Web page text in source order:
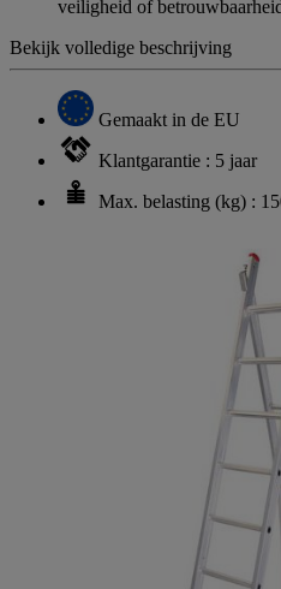
veiligheid of
Bekijk volledige beschrijving
Gemaakt in de EU
Klantgarantie : 5 jaar
Max. belasting (kg) :